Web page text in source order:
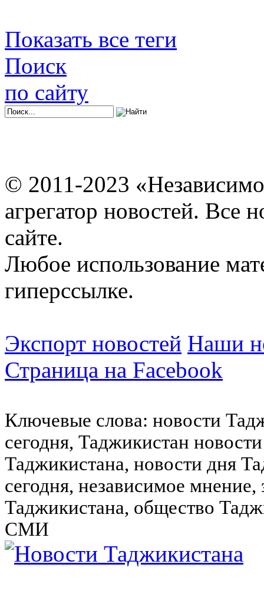
Показать все теги
Поиск
по сайту
© 2011-2023
агрегатор новостей. Все
сайте.
Любое использование
гиперссылке.
Экспорт новостей Наши
Страница на Facebook
Ключевые слова: новости
сегодня, Таджикистан
Таджикистана, новости дня
сегодня, независимое
Таджикистана, общество
СМИ